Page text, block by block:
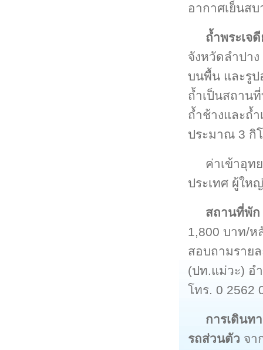
อากาศเย็นส
ถ้ำพระเจ
จังหวัดลำปา
บนพื้น และรูป
ถ้ำเป็นสถาน
ถ้ำช้างและถ้
ประมาณ 3 กิ
ค่าเข้าอุท
ประเทศ ผู้ให
สถานที่พัก
1,800 บาท/ห
สอบถามราย
(ปท.แม่วะ) อ
โทร. 0 2562
การเดินท
รถส่วนตัว จา